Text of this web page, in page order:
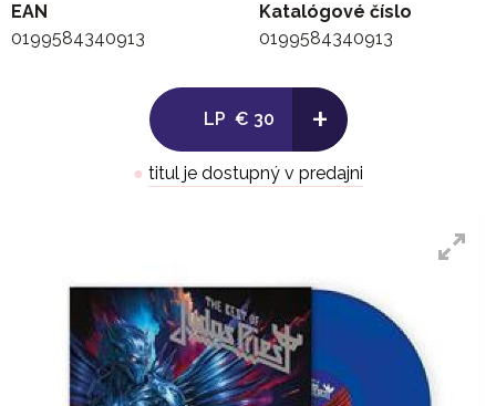
EAN
0199584340913
Katalógové číslo
0199584340913
LP € 30 +
● titul je dostupný v predajni